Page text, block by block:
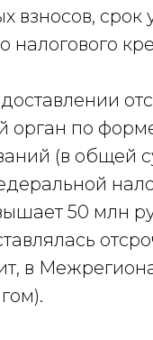
взносов,
налогового
орган по
(в
50 млн
в